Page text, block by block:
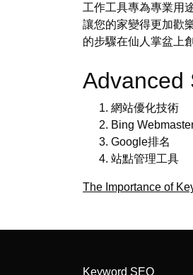
工作工具專為專業用
讓您的家變得更加歡
的步驟在仙人掌盆上
Advanced
網站優化技術
Bing
Google排名
站點管理工具
The Importance of
Keyword SEO